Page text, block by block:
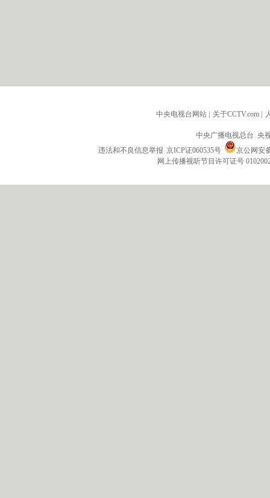
中央电视台网站 关于CCTV.com
中央广播电视总台 央
违法和不良信息举报 京ICP证060535号
京公网安
网上传播视听节目许可证号